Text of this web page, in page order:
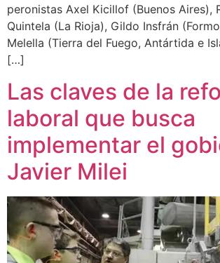
peronistas Axel Kicillof (Buenos Aires),
Quintela (La Rioja), Gildo Insfrán
Melella (Tierra del Fuego, Antártida e
[…]
Las claves de la
laboral que busca
implementar el
Javier Milei